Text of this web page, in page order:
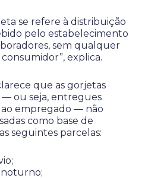
se refere à distribuição
pelo estabelecimento
sem qualquer
explica.
que as gorjetas
— ou seja, entregues
empregado — não
como base de
seguintes parcelas: